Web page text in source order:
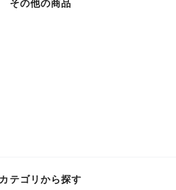
その他の商品
カテゴリから探す